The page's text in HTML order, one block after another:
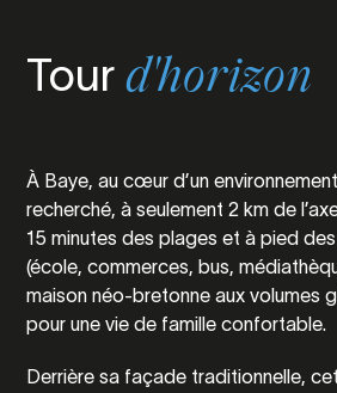
Tourd'horizon
À Baye, au cœur d’un
recherché, à seulement 2 km de
15 minutes des plages et à pied
(école, commerces, bus,
maison néo-bretonne aux volumes
pour une vie de famille confortable.
Derrière sa façade traditionnelle,